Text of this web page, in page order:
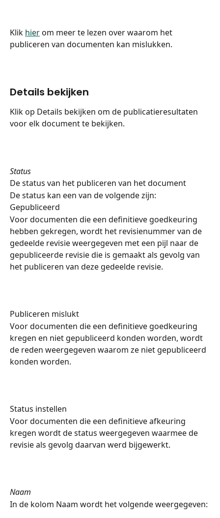
Klik hier om meer te lezen over waarom het
publiceren van documenten kan mislukken.
Details bekijken
Klik op Details bekijken om de publicatieresultaten
voor elk document te bekijken.
Status
De status van het publiceren van het document
De status kan een van de volgende zijn:
Gepubliceerd
Voor documenten die een definitieve goedkeuring
hebben gekregen, wordt het revisienummer van de
gedeelde revisie weergegeven met een pijl naar de
gepubliceerde revisie die is gemaakt als gevolg van
het publiceren van deze gedeelde revisie.
Publiceren mislukt
Voor documenten die een definitieve goedkeuring
kregen en niet gepubliceerd konden worden, wordt
de reden weergegeven waarom ze niet gepubliceerd
konden worden.
Status instellen
Voor documenten die een definitieve afkeuring
kregen wordt de status weergegeven waarmee de
revisie als gevolg daarvan werd bijgewerkt.
Naam
In de kolom Naam wordt het volgende weergegeven: